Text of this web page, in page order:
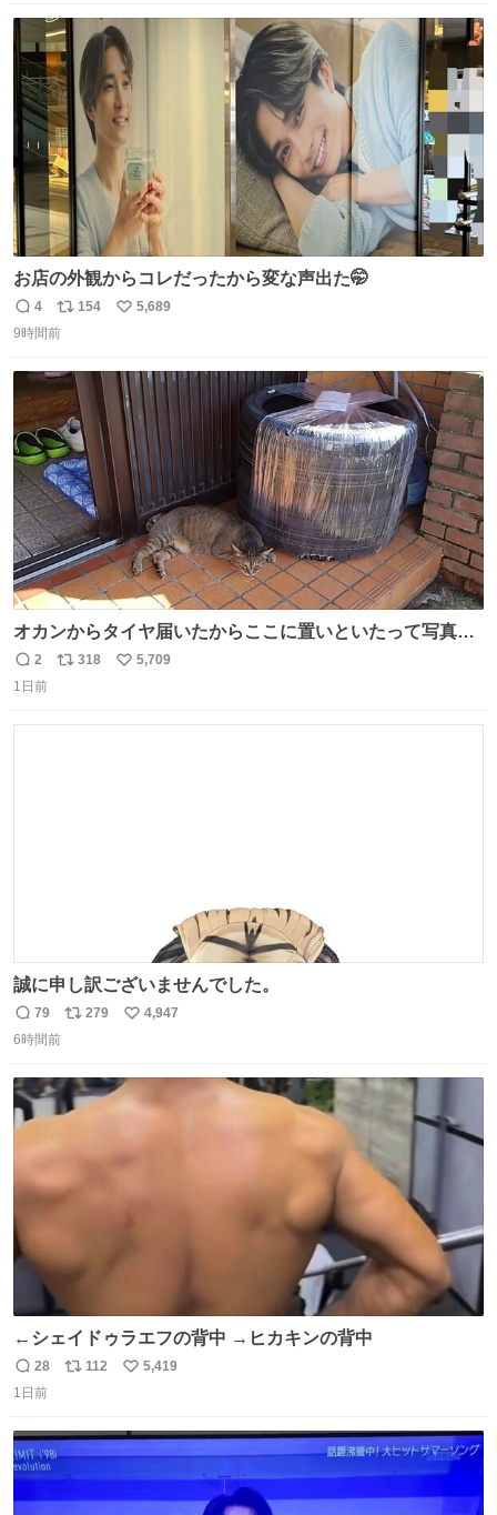
ト
数
数
お店の外観からコレだったから変な声出た🤭
返
信
4
リ
ポ
ト
数
154
い
数
5,689
9時間前
オカンからタイヤ届いたからここに置いといたって写真送
られてきたけど明らかに猫が邪魔くさそうな顔してて草
返
信
2
リ
318
い
5,709
1日前
誠に申し訳ございませんでした。
返
信
79
リ
ト
数
279
い
数
4,947
6時間前
←シェイドゥラエフの背中 →ヒカキンの背中
返
信
28
リ
ト
112
い
数
5,419
1日前